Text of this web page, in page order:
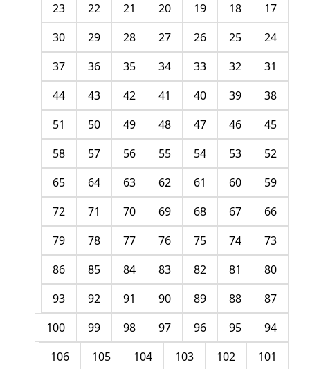
17
18
19
20
21
22
23
24
25
26
27
28
29
30
31
32
33
34
35
36
37
38
39
40
41
42
43
44
45
46
47
48
49
50
51
52
53
54
55
56
57
58
59
60
61
62
63
64
65
66
67
68
69
70
71
72
73
74
75
76
77
78
79
80
81
82
83
84
85
86
87
88
89
90
91
92
93
94
95
96
97
98
99
100
101
102
103
104
105
106